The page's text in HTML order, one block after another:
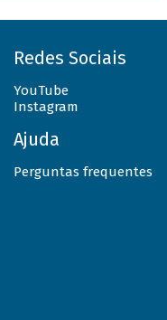
Redes Sociais
YouTube
Instagram
Ajuda
Perguntas frequentes